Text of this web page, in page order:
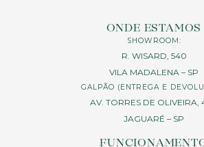
ONDE ESTAMOS
SHOWROOM:
R. WISARD, 540
VILA MADALENA – SP
GALPÃO (ENTREGA E
AV. TORRES DE OLIVEIRA,
JAGUARÉ – SP